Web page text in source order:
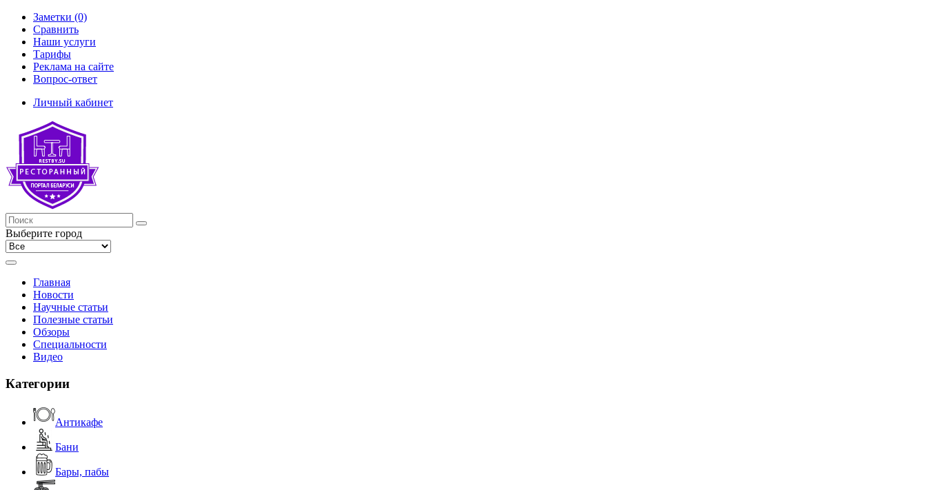
Заметки (0)
Сравнить
Наши услуги
Тарифы
Реклама на сайте
Вопрос-ответ
Личный кабинет
Выберите город
Главная
Новости
Научные статьи
Полезные статьи
Обзоры
Специальности
Видео
Категории
Антикафе
Бани
Бары, пабы